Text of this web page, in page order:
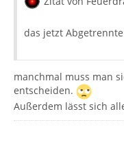
das jetzt
manchmal muss man
entscheiden.
Außerdem lässt sich